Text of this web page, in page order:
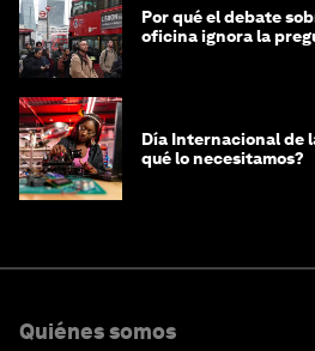
Por qué el debate
oficina ignora la
Día Internacional de
qué lo necesitamos?
Quiénes somos